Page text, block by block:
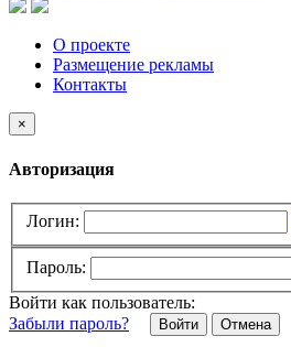
О проекте
Размещение рекламы
Контакты
×
Авторизация
Логин:
Пароль:
Войти как пользователь:
Забыли пароль?
Отмена